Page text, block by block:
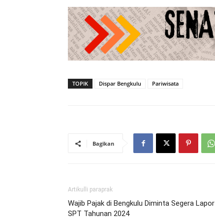
TOPIK Dispar Bengkulu Pariwisata
Bagikan
Artikulli paraprak
Wajib Pajak di Bengkulu Diminta Segera Lapor
SPT Tahunan 2024